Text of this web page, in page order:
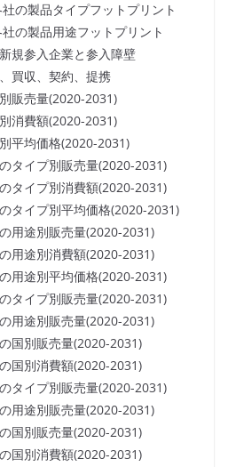
の製品タイプフットプリント
の製品用途フットプリント
規参入企業と参入障壁
買収、契約、提携
販売量(2020-2031)
消費額(2020-2031)
平均価格(2020-2031)
タイプ別販売量(2020-2031)
タイプ別消費額(2020-2031)
タイプ別平均価格(2020-2031)
用途別販売量(2020-2031)
用途別消費額(2020-2031)
用途別平均価格(2020-2031)
タイプ別販売量(2020-2031)
用途別販売量(2020-2031)
国別販売量(2020-2031)
国別消費額(2020-2031)
タイプ別販売量(2020-2031)
用途別販売量(2020-2031)
国別販売量(2020-2031)
国別消費額(2020-2031)